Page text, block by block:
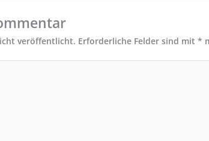
veröffentlicht. Erforderliche Felder sind mit *